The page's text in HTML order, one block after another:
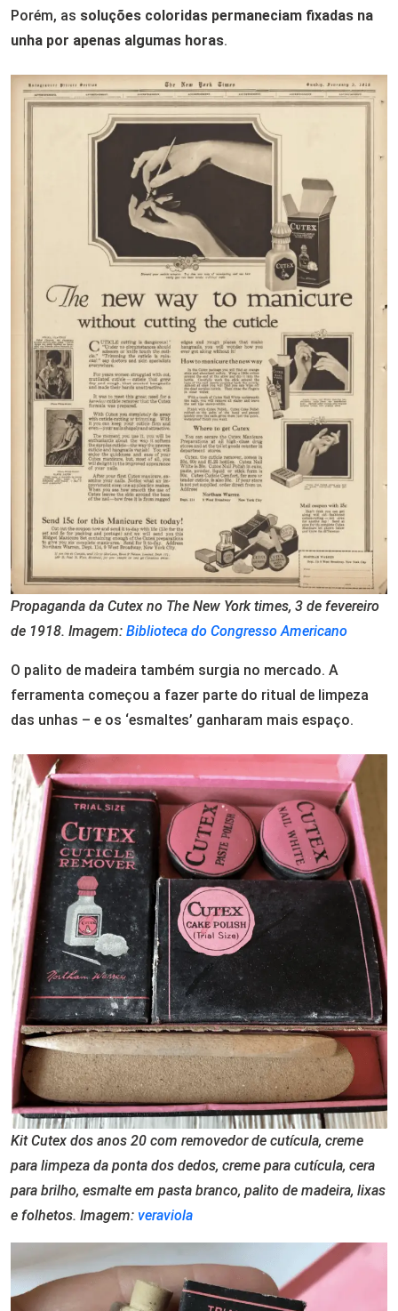
Porém, as soluções coloridas permaneciam fixadas na
unha por apenas algumas horas.
Propaganda da Cutex no The New York times, 3 de fevereiro
de 1918. Imagem: Biblioteca do Congresso Americano
O palito de madeira também surgia no mercado. A
ferramenta começou a fazer parte do ritual de limpeza
das unhas – e os ‘esmaltes’ ganharam mais espaço.
Kit Cutex dos anos 20 com removedor de cutícula, creme
para limpeza da ponta dos dedos, creme para cutícula, cera
para brilho, esmalte em pasta branco, palito de madeira, lixas
e folhetos. Imagem: veraviola